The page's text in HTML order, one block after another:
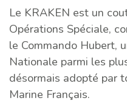
Le KRAKEN est un
Opérations Spéciale,
le Commando Hubert,
Nationale parmi les
désormais adopté par
Marine Français.